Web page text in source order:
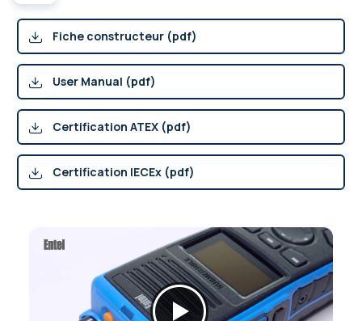
Fiche constructeur (pdf)
User Manual (pdf)
Certification ATEX (pdf)
Certification IECEx (pdf)